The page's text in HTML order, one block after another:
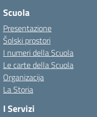
Scuola
Presentazione
Šolski prostori
I numeri della Scuola
Le carte della Scuola
Organizacija
La Storia
I Servizi